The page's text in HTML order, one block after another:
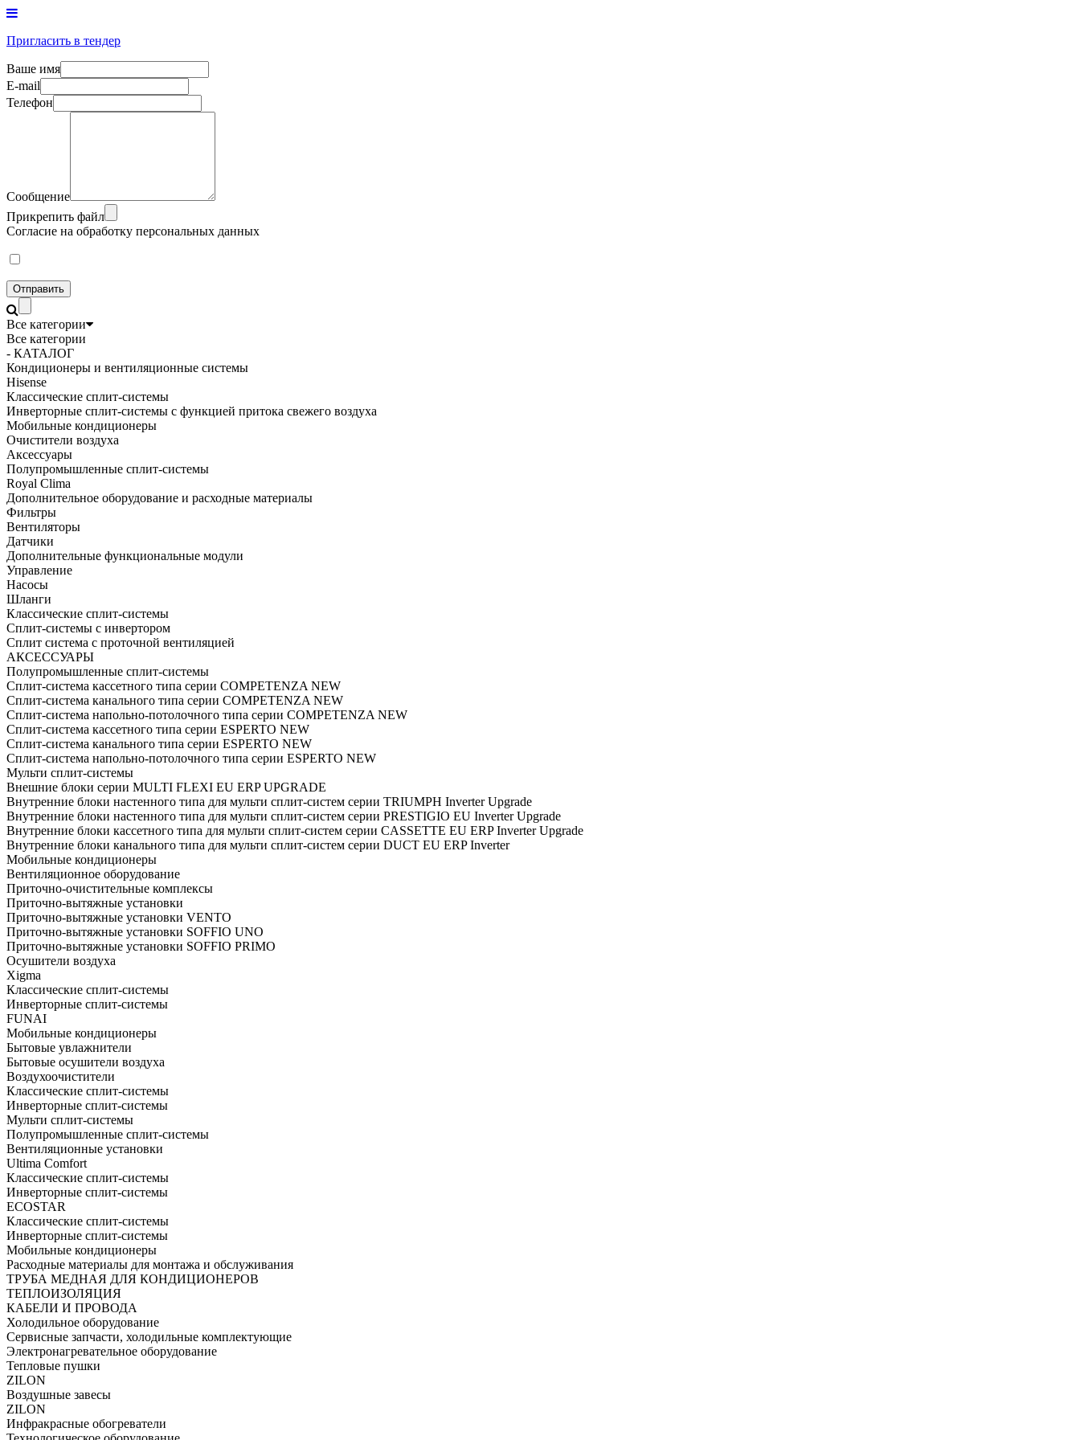
Пригласить в тендер
Ваше имя
E-mail
Телефон
Сообщение
Прикрепить файл
Согласие на обработку персональных данных
Отправить
Все категории
Все категории
- КАТАЛОГ
Кондиционеры и вентиляционные системы
Hisense
Классические сплит-системы
Инверторные сплит-системы с функцией притока свежего воздуха
Мобильные кондиционеры
Очистители воздуха
Аксессуары
Полупромышленные сплит-системы
Royal Clima
Дополнительное оборудование и расходные материалы
Фильтры
Вентиляторы
Датчики
Дополнительные функциональные модули
Управление
Насосы
Шланги
Классические сплит-системы
Сплит-системы с инвертором
Сплит система с проточной вентиляцией
АКСЕССУАРЫ
Полупромышленные сплит-системы
Cплит-система кассетного типа серии COMPETENZA NEW
Cплит-система канального типа серии COMPETENZA NEW
Cплит-система напольно-потолочного типа серии COMPETENZA NEW
Cплит-система кассетного типа серии ESPERTO NEW
Cплит-система канального типа серии ESPERTO NEW
Cплит-система напольно-потолочного типа серии ESPERTO NEW
Мульти сплит-системы
Внешние блоки серии MULTI FLEXI EU ERP UPGRADE
Внутренние блоки настенного типа для мульти сплит-систем серии TRIUMPH Inverter Upgrade
Внутренние блоки настенного типа для мульти сплит-систем серии PRESTIGIO EU Inverter Upgrade
Внутренние блоки кассетного типа для мульти сплит-систем серии CASSETTE EU ERP Inverter Upgrade
Внутренние блоки канального типа для мульти сплит-систем серии DUCT EU ERP Inverter
Мобильные кондиционеры
Вентиляционное оборудование
Приточно-очистительные комплексы
Приточно-вытяжные установки
Приточно-вытяжные установки VENTO
Приточно-вытяжные установки SOFFIO UNO
Приточно-вытяжные установки SOFFIO PRIMO
Осушители воздуха
Xigma
Классические сплит-системы
Инверторные сплит-системы
FUNAI
Мобильные кондиционеры
Бытовые увлажнители
Бытовые осушители воздуха
Воздухоочистители
Классические сплит-системы
Инверторные сплит-системы
Мульти сплит-системы
Полупромышленные сплит-системы
Вентиляционные установки
Ultima Comfort
Классические сплит-системы
Инверторные сплит-системы
ECOSTAR
Классические сплит-системы
Инверторные сплит-системы
Мобильные кондиционеры
Расходные материалы для монтажа и обслуживания
ТРУБА МЕДНАЯ ДЛЯ КОНДИЦИОНЕРОВ
ТЕПЛОИЗОЛЯЦИЯ
КАБЕЛИ И ПРОВОДА
Холодильное оборудование
Сервисные запчасти, холодильные комплектующие
Электронагревательное оборудование
Тепловые пушки
ZILON
Воздушные завесы
ZILON
Инфракрасные обогреватели